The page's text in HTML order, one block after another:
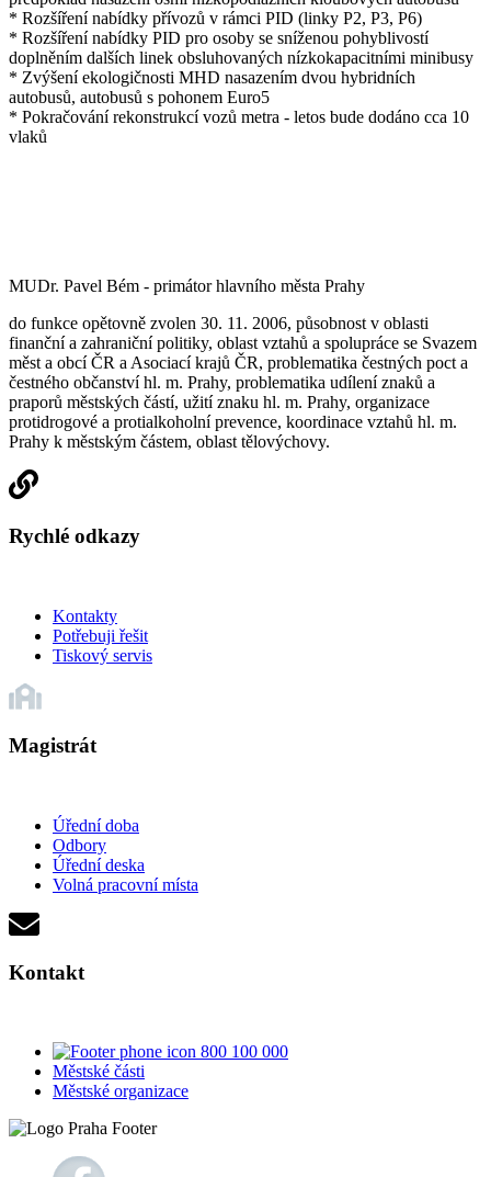
* Rozšíření nabídky přívozů v rámci PID (linky P2, P3, P6)
* Rozšíření nabídky PID pro osoby se sníženou pohyblivostí
doplněním dalších linek obsluhovaných nízkokapacitními minibusy
* Zvýšení ekologičnosti MHD nasazením dvou hybridních
autobusů, autobusů s pohonem Euro5
* Pokračování rekonstrukcí vozů metra - letos bude dodáno cca 10
vlaků
MUDr. Pavel Bém - primátor hlavního města Prahy
do funkce opětovně zvolen 30. 11. 2006, působnost v oblasti
finanční a zahraniční politiky, oblast vztahů a spolupráce se Svazem
měst a obcí ČR a Asociací krajů ČR, problematika čestných poct a
čestného občanství hl. m. Prahy, problematika udílení znaků a
praporů městských částí, užití znaku hl. m. Prahy, organizace
protidrogové a protialkoholní prevence, koordinace vztahů hl. m.
Prahy k městským částem, oblast tělovýchovy.
Rychlé odkazy
Kontakty
Potřebuji řešit
Tiskový servis
Magistrát
Úřední doba
Odbory
Úřední deska
Volná pracovní místa
Kontakt
800 100 000
Městské části
Městské organizace